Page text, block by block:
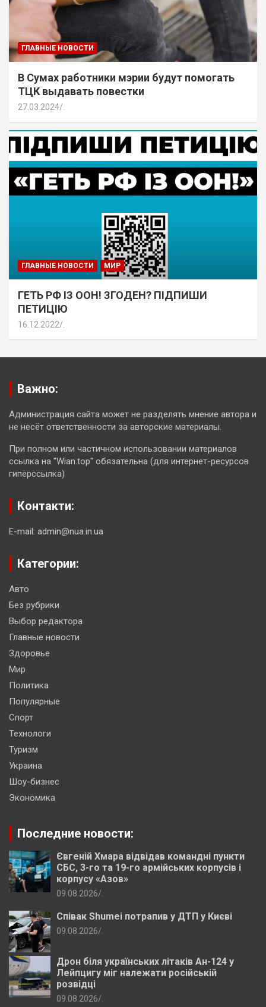
ГЛАВНЫЕ НОВОСТИ
В Сумах работники мэрии будут помогать
ТЦК выдавать повестки
27.03.2024
ГЛАВНЫЕ НОВОСТИ МИР
ГЕТЬ РФ ІЗ ООН! ЗГОДЕН? ПІДПИШИ
ПЕТИЦІЮ
16.12.2022
Важно:
Администрация сайта может не разделять мнение автора и
не несёт ответственности за авторские материалы.
При полном или частичном использовании материалов
ссылка на "Wian.top" обязательна (для интернет-ресурсов
гиперссылка)
Контакти:
E-mail: admin@nua.in.ua
Категории:
Авто
Без рубрики
Выбор редактора
Главные новости
Здоровье
Мир
Политика
Популярные
Спорт
Технологи
Туризм
Украина
Шоу-бизнес
Экономика
Последние новости:
Євгеній Хмара відвідав командні пункти
СБС, 3-го та 19-го армійських корпусів і
корпусу «Азов»
09.08.2026
Співак Shumei потрапив у ДТП у Києві
09.08.2026
Дрон біля українських літаків Ан-124 у
Лейпцигу міг належати російській
розвідці
09.08.2026